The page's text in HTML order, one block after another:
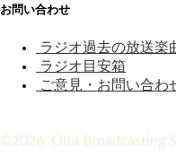
お問い合わせ
ラジオ過去の放送楽
ラジオ目安箱
ご意見・お問い合わ
©2026 Oita Broadcasting